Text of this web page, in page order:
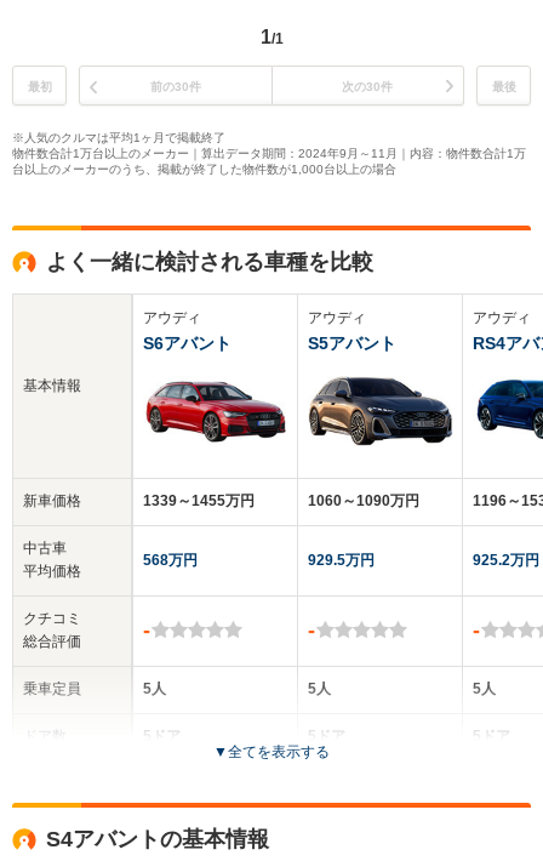
1/1
最初 前の30件 次の30件 最後
※人気のクルマは平均1ヶ月で掲載終了
物件数合計1万台以上のメーカー｜算出データ期間：2024年9月～11月｜内容：物件数合計1万
台以上のメーカーのうち、掲載が終了した物件数が1,000台以上の場合
よく一緒に検討される車種を比較
基本情報
新車価格
中古車
平均価格
クチコミ
総合評価
乗車定員
ドア数
アウディ
S6アバント
1339～1455万円
568万円
-
5人
5ドア
全高
アウディ
S5アバント
1060～1090万円
929.5万円
-
5人
5ドア
全高
アウディ
RS4ア
1196～
925.2万円
-
5人
5ドア
全
▼全てを表示する
S4アバントの基本情報